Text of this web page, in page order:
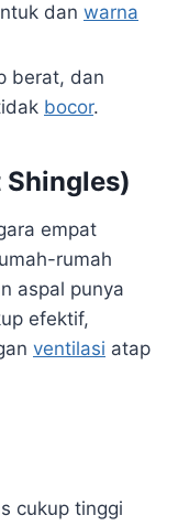
dan warna
berat, dan
bocor.
empat
rumah
aspal punya
efektif,
ventilasi atap
cukup tinggi